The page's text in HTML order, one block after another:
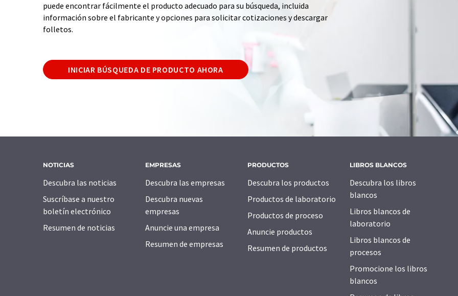
puede encontrar fácilmente el producto adecuado para su búsqueda, incluida
información sobre el fabricante y opciones para solicitar cotizaciones y descargar
folletos.
INICIAR BÚSQUEDA DE PRODUCTO AHORA
NOTICIAS
Descubra las noticias
Suscríbase a nuestro
boletín electrónico
Resumen de noticias
EMPRESAS
Descubra las empresas
Descubra nuevas
empresas
Anuncie una empresa
Resumen de empresas
PRODUCTOS
Descubra los productos
Productos de laboratorio
Productos de proceso
Anuncie productos
Resumen de productos
LIBROS BLANCOS
Descubra los libros
blancos
Libros blancos de
laboratorio
Libros blancos de
procesos
Promocione los libros
blancos